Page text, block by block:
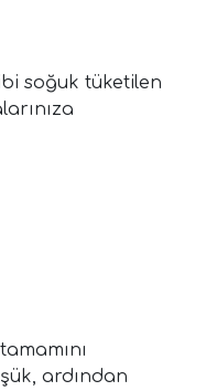
soğuk tüketilen
ardından